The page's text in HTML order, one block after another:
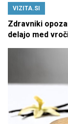
VIZITA.SI
Zdravniki
delajo med